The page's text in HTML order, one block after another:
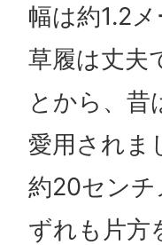
幅は約1.2
草履は丈夫
とから、昔
愛用されま
約20セン
ずれも片方